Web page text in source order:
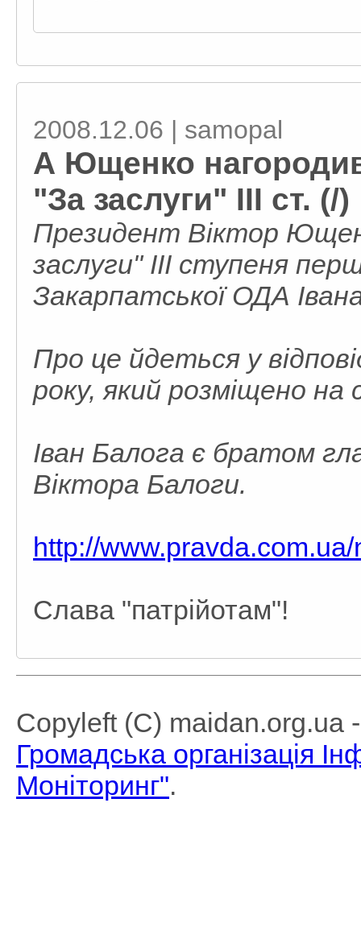
2008.12.06 | samopal
А Ющенко
"За заслуги" III ст. (/)
Президент Віктор
заслуги" III ступеня
Закарпатської ОДА
Про це йдеться у
року, який розміщено на
Іван Балога є братом
Віктора Балоги.
http://
Слава "патрійотам"!
Copyleft (C) maidan.org.ua
Громадська організація
Моніторинг".